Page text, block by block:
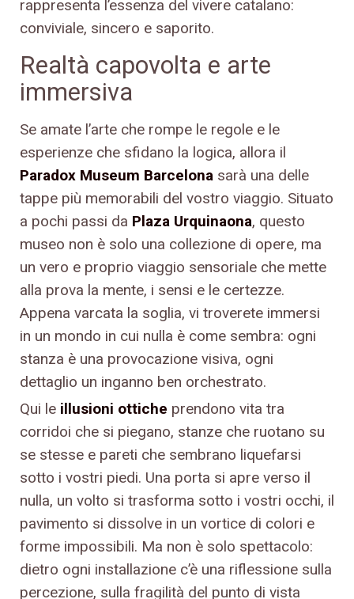
rappresenta l’essenza del vivere catalano:
conviviale, sincero e saporito.
Realtà capovolta e arte
immersiva
Se amate l’arte che rompe le regole e le
esperienze che sfidano la logica, allora il
Paradox Museum Barcelona sarà una delle
tappe più memorabili del vostro viaggio. Situato
a pochi passi da Plaza Urquinaona, questo
museo non è solo una collezione di opere, ma
un vero e proprio viaggio sensoriale che mette
alla prova la mente, i sensi e le certezze.
Appena varcata la soglia, vi troverete immersi
in un mondo in cui nulla è come sembra: ogni
stanza è una provocazione visiva, ogni
dettaglio un inganno ben orchestrato.
Qui le illusioni ottiche prendono vita tra
corridoi che si piegano, stanze che ruotano su
se stesse e pareti che sembrano liquefarsi
sotto i vostri piedi. Una porta si apre verso il
nulla, un volto si trasforma sotto i vostri occhi, il
pavimento si dissolve in un vortice di colori e
forme impossibili. Ma non è solo spettacolo:
dietro ogni installazione c’è una riflessione sulla
percezione, sulla fragilità del punto di vista